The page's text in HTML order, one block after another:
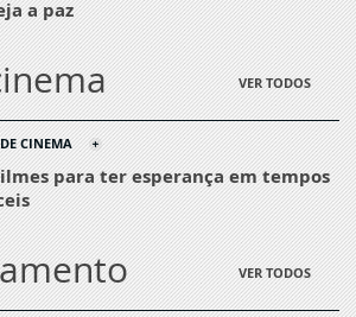
a paz
VER TODOS
CINEMA
para ter esperança em tempos
VER TODOS